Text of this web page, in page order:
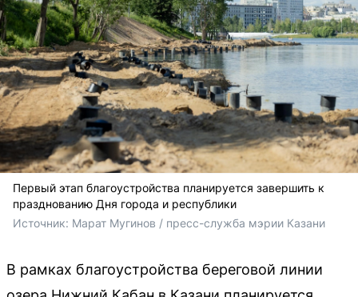
Первый этап благоустройства планируется завершить к
празднованию Дня города и республики
Источник: Марат Мугинов / пресс-служба мэрии Казани
В рамках благоустройства береговой линии